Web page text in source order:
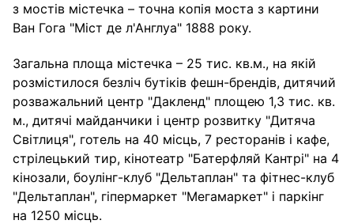
з мостів містечка – точна копія моста з картини
Ван Гога "Міст де л'Англуа" 1888 року.
Загальна площа містечка – 25 тис. кв.м., на якій
розмістилося безліч бутіків фешн-брендів, дитячий
розважальний центр "Дакленд" площею 1,3 тис. кв.
м., дитячі майданчики і центр розвитку "Дитяча
Світлиця", готель на 40 місць, 7 ресторанів і кафе,
стрілецький тир, кінотеатр "Батерфляй Кантрі" на 4
кінозали, боулінг-клуб "Дельтаплан" та фітнес-клуб
"Дельтаплан", гіпермаркет "Мегамаркет" і паркінг
на 1250 місць.